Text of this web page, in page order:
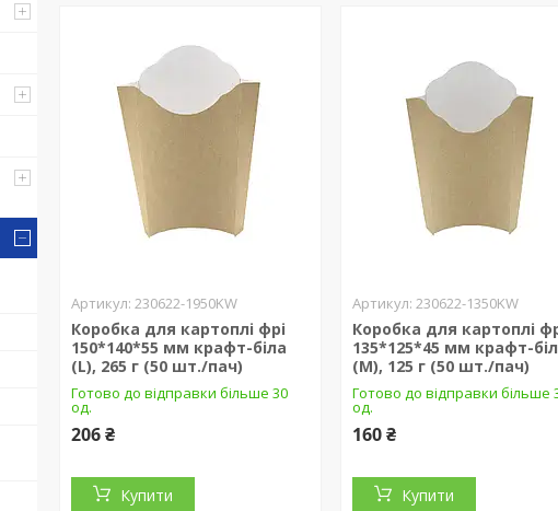
230622-1950KW
Коробка для картоплі фрі
150*140*55 мм крафт-біла
(L), 265 г (50 шт./пач)
Готово до відправки більше 30
од.
206 ₴
Купити
230622-1350KW
Коробка для картоплі
135*125*45 мм крафт-
(M), 125 г (50 шт./пач)
Готово до відправки більше
од.
160 ₴
Купити